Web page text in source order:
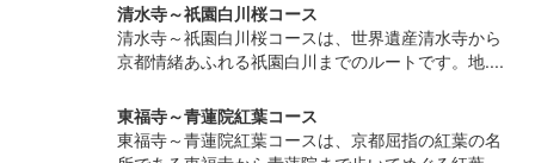
清水寺～祇園白川桜コース
清水寺～祇園白川桜コースは、世界遺産清水寺から
京都情緒あふれる祇園白川までのルートです。地....
東福寺～青蓮院紅葉コース
東福寺～青蓮院紅葉コースは、京都屈指の紅葉の名